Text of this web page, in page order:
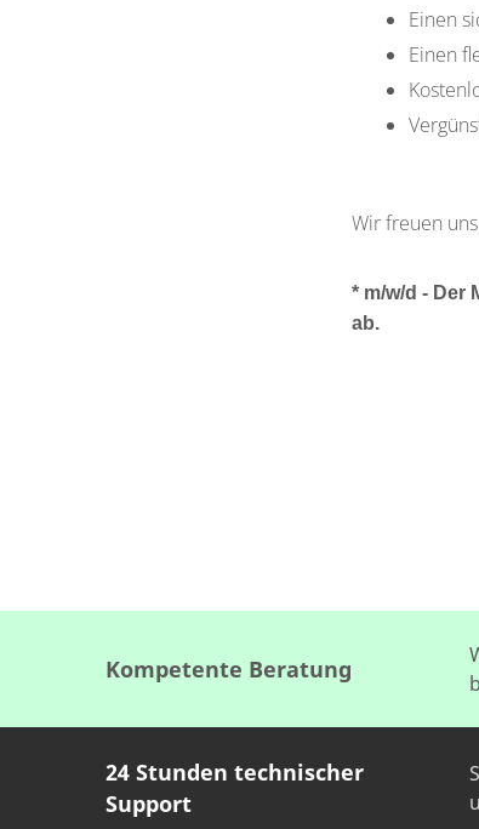
Einen
Einen
Wir freuen
* m/w/d - Der
ab.
Kompetente Beratung
24 Stunden technischer
Support